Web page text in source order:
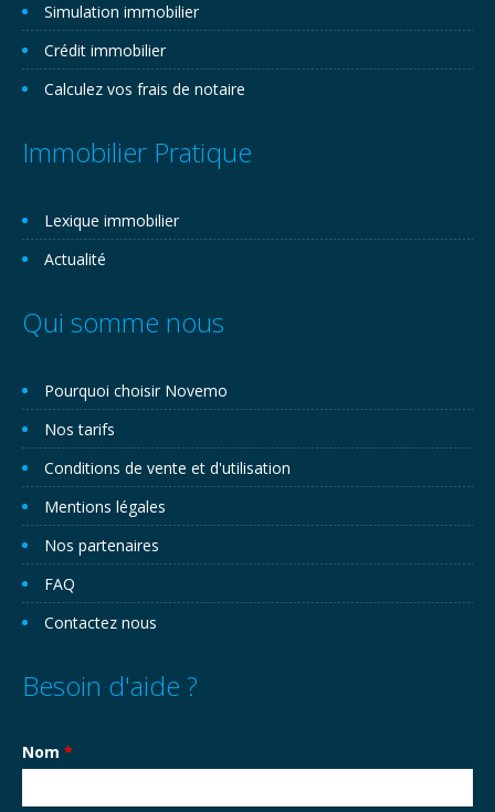
Simulation immobilier
Crédit immobilier
Calculez vos frais de notaire
Immobilier Pratique
Lexique immobilier
Actualité
Qui somme nous
Pourquoi choisir Novemo
Nos tarifs
Conditions de vente et d'utilisation
Mentions légales
Nos partenaires
FAQ
Contactez nous
Besoin d'aide ?
Nom *